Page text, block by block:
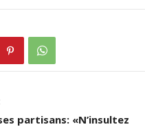
partisans: «N’insultez